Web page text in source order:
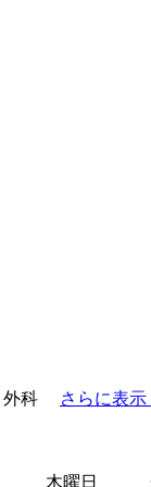
外科 さらに表示
木曜日